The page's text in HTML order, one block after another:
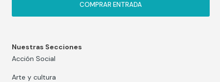
COMPRAR ENTRADA
Nuestras Secciones
Acción Social
Arte y cultura